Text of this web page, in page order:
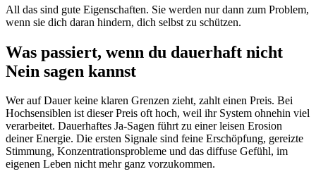
All das sind gute Eigenschaften. Sie werden nur dann zum Problem,
wenn sie dich daran hindern, dich selbst zu schützen.
Was passiert, wenn du dauerhaft nicht
Nein sagen kannst
Wer auf Dauer keine klaren Grenzen zieht, zahlt einen Preis. Bei
Hochsensiblen ist dieser Preis oft hoch, weil ihr System ohnehin viel
verarbeitet. Dauerhaftes Ja-Sagen führt zu einer leisen Erosion
deiner Energie. Die ersten Signale sind feine Erschöpfung, gereizte
Stimmung, Konzentrationsprobleme und das diffuse Gefühl, im
eigenen Leben nicht mehr ganz vorzukommen.